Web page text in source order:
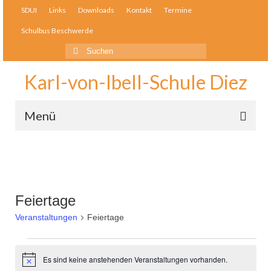
SDUI Links Downloads Kontakt Termine
Schulbus Beschwerde
Suche
nach:
Karl-von-Ibell-Schule Diez
Menü
Unser Team
Elternmitwirkung
Feiertage
Veranstaltungen Feiertage
Veranstaltungen
Notice Es sind keine anstehenden Veranstaltungen vorhanden.